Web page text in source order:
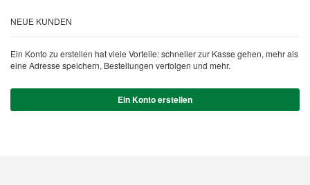
NEUE KUNDEN
Ein Konto zu erstellen hat viele Vorteile: schneller zur Kasse gehen, mehr als
eine Adresse speichern, Bestellungen verfolgen und mehr.
Ein Konto erstellen